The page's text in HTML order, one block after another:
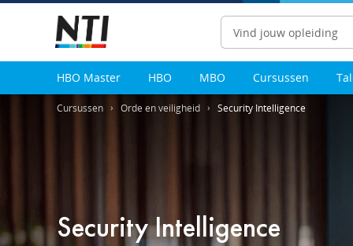
Zoeken
HBO Master HBO MBO Cursussen
Cursussen Orde en veiligheid Security Intelligence
Security Intelligence